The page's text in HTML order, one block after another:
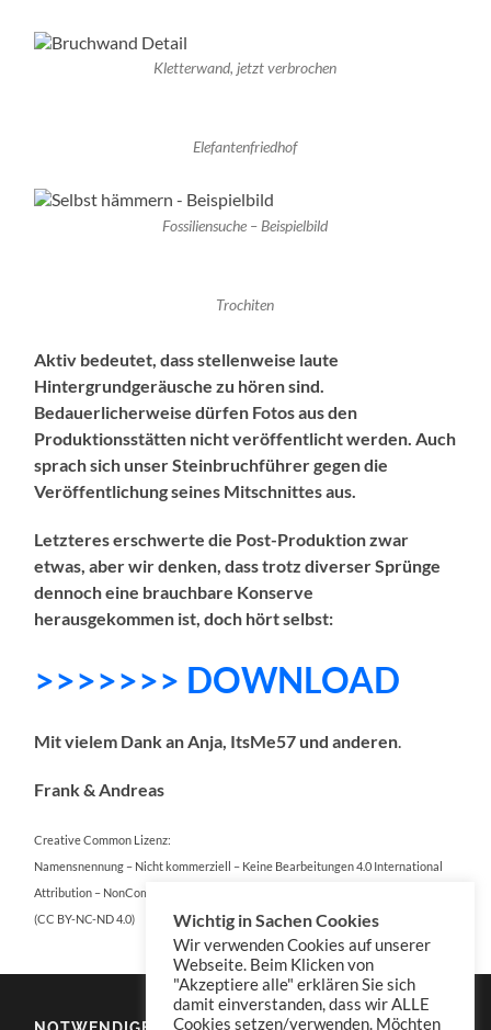
Kletterwand, jetzt verbrochen
Elefantenfriedhof
Fossiliensuche – Beispielbild
Trochiten
Aktiv bedeutet, dass stellenweise laute
Hintergrundgeräusche zu hören sind.
Bedauerlicherweise dürfen Fotos aus den
Produktionsstätten nicht veröffentlicht werden. Auch
sprach sich unser Steinbruchführer gegen die
Veröffentlichung seines Mitschnittes aus.
Letzteres erschwerte die Post-Produktion zwar
etwas, aber wir denken, dass trotz diverser Sprünge
dennoch eine brauchbare Konserve
herausgekommen ist, doch hört selbst:
>>>>>>> DOWNLOAD
Mit vielem Dank an Anja, ItsMe57 und anderen
Frank & Andreas
Creative Common Lizenz:
Namensnennung – Nicht kommerziell – Keine Bearbeitungen 4.0 International
Attribution – NonCommercial – NoDerivatives 4.0 International
(CC BY-NC-ND 4.0)
Wichtig in Sachen Cookies
Wir verwenden Cookies auf unserer
Webseite. Beim Klicken von
"Akzeptiere alle" erklären Sie sich
damit einverstanden, dass wir ALLE
Cookies setzen/verwenden. Möchten